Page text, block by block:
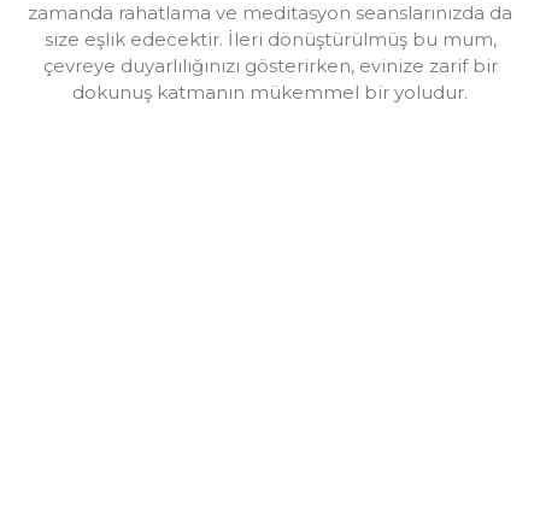
zamanda rahatlama ve meditasyon seanslarınızda da
size eşlik edecektir. İleri dönüştürülmüş bu mum,
çevreye duyarlılığınızı gösterirken, evinize zarif bir
dokunuş katmanın mükemmel bir yoludur.